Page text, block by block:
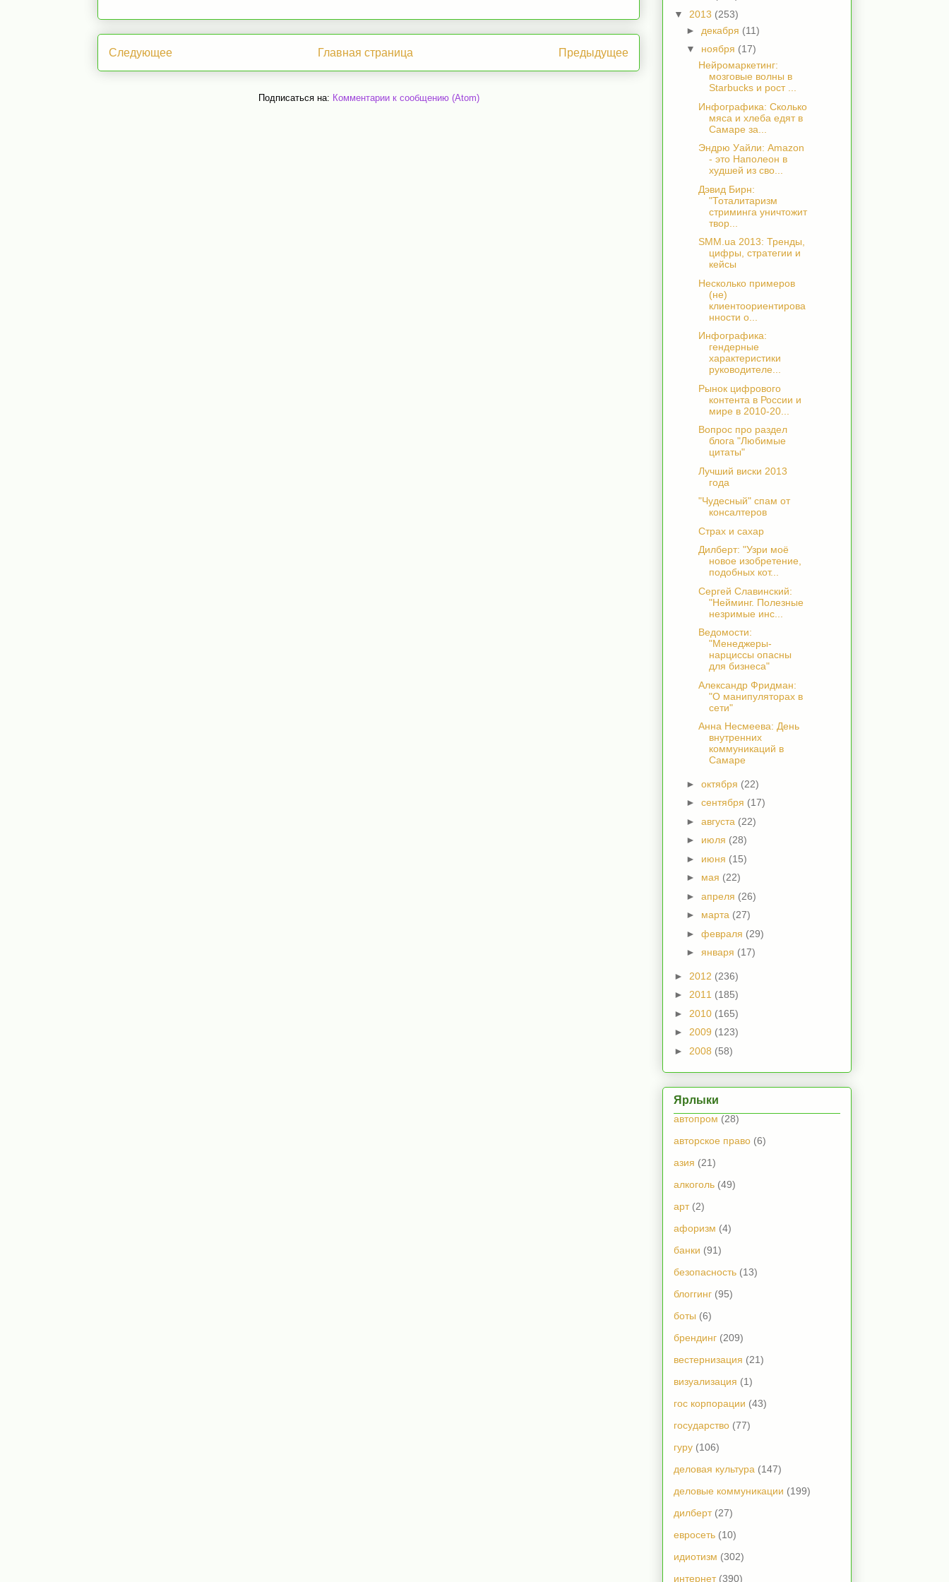
Следующее Предыдущее
Главная страница
Подписаться на: Комментарии к сообщению (Atom)
▼ 2013 (253)
► декабря (11)
▼ ноября (17)
Нейромаркетинг:
мозговые волны в
Starbucks и рост ...
Инфографика: Сколько
мяса и хлеба едят в
Самаре за...
Эндрю Уайли: Amazon
- это Наполеон в
худшей из сво...
Дэвид Бирн:
"Тоталитаризм
стриминга уничтожит
твор...
SMM.ua 2013: Тренды,
цифры, стратегии и
кейсы
Несколько примеров
(не)
клиентоориентирова
нности о...
Инфографика:
гендерные
характеристики
руководителе...
Рынок цифрового
контента в России и
мире в 2010-20...
Вопрос про раздел
блога "Любимые
цитаты"
Лучший виски 2013
года
"Чудесный" спам от
консалтеров
Страх и сахар
Дилберт: "Узри моё
новое изобретение,
подобных кот...
Сергей Славинский:
"Нейминг. Полезные
незримые инс...
Ведомости:
"Менеджеры-
нарциссы опасны
для бизнеса"
Александр Фридман:
"О манипуляторах в
сети"
Анна Несмеева: День
внутренних
коммуникаций в
Самаре
► октября (22)
► сентября (17)
► августа (22)
► июля (28)
► июня (15)
► мая (22)
► апреля (26)
► марта (27)
► февраля (29)
► января (17)
► 2012 (236)
► 2011 (185)
► 2010 (165)
► 2009 (123)
► 2008 (58)
Ярлыки
автопром (28)
авторское право (6)
азия (21)
алкоголь (49)
арт (2)
афоризм (4)
банки (91)
безопасность (13)
блоггинг (95)
боты (6)
брендинг (209)
вестернизация (21)
визуализация (1)
гос корпорации (43)
государство (77)
гуру (106)
деловая культура (147)
деловые коммуникации (199)
дилберт (27)
евросеть (10)
идиотизм (302)
интернет (390)